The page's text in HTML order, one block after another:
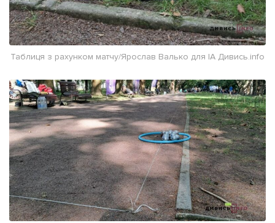
Таблиця з рахунком матчу/Ярослав Валько для ІА Дивись.info